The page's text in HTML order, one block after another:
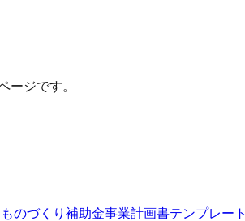
ージです。
ものづくり補助金事業計画書テンプレート